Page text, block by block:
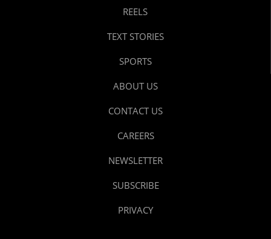
REELS
TEXT STORIES
SPORTS
ABOUT US
CONTACT US
CAREERS
NEWSLETTER
SUBSCRIBE
PRIVACY